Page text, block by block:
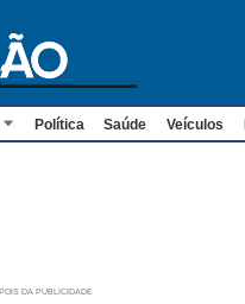
Política Saúde Veículos